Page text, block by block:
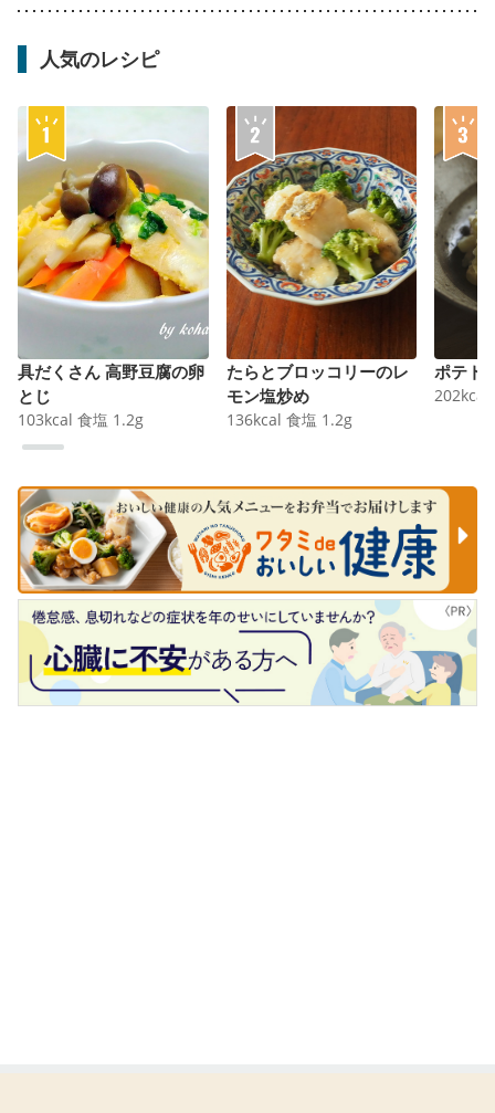
人気のレシピ
具だくさん 高野豆腐の卵
とじ
103kcal 食塩 1.2g
たらとブロッコリーのレ
モン塩炒め
136kcal 食塩 1.2g
ポテト
202kcal